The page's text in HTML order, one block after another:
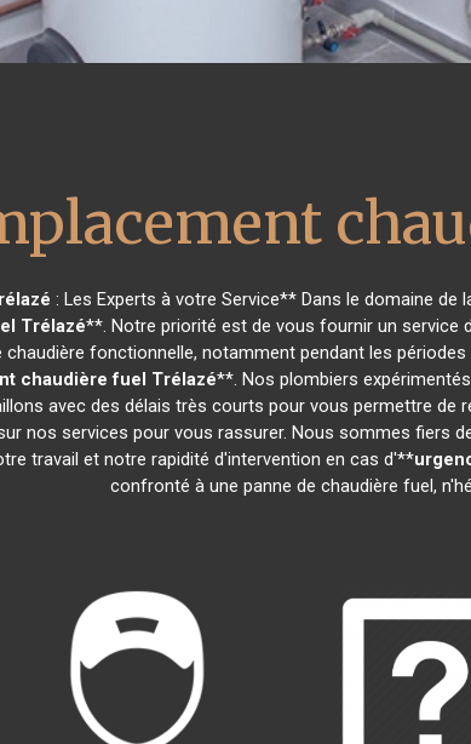
: Les Experts à votre Service** Dans le domaine
Trélazé**. Notre priorité est de vous fournir un service
fonctionnelle, notamment pendant les
chaudière fuel Trélazé**. Nos plombiers
avec des délais très courts pour vous permettre
nos services pour vous rassurer. Nous sommes fiers
travail et notre rapidité d'intervention en cas d'**
confronté à une panne de chaudière fuel,